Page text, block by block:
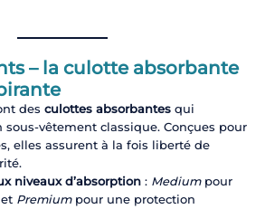
– la culotte absorbante
des culottes absorbantesqui
sous-vêtement classique. Conçues pour
elles assurent à la fois liberté de
niveaux d’absorption: Mediumpour
Premiumpour une protection